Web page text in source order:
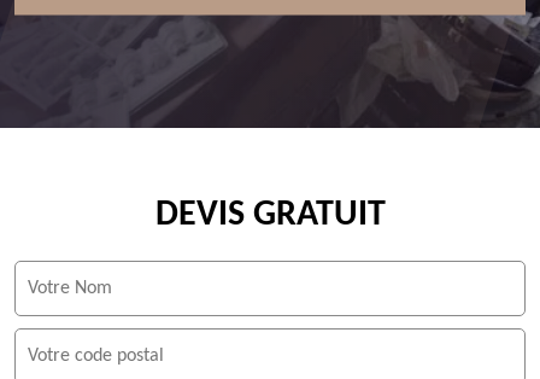
DEVIS GRATUIT